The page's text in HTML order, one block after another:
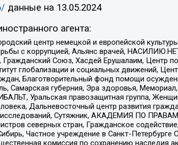
данные на 13.05.2024
агента:
центр немецкой и европейской
с коррупцией, Альянс врачей,
Гражданский Союз, Хасдей Ерушалаим, Центр
глобализации и социальных движений,
Благотворительный фонд помощи
Самарская губерния, Эра здоровья,
Уральская правозащитная группа,
Дальневосточный центр развития
Сутяжник, АКАДЕМИЯ ПО
северных стран, Гражданское
Частное учреждение в Санкт-
комиссия по сохранению наследия